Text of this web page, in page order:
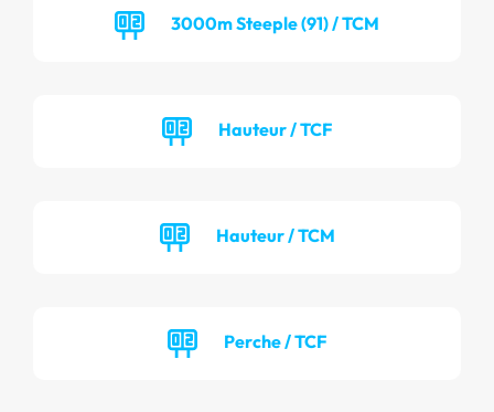
3000m Steeple (91) / TCM
Hauteur / TCF
Hauteur / TCM
Perche / TCF